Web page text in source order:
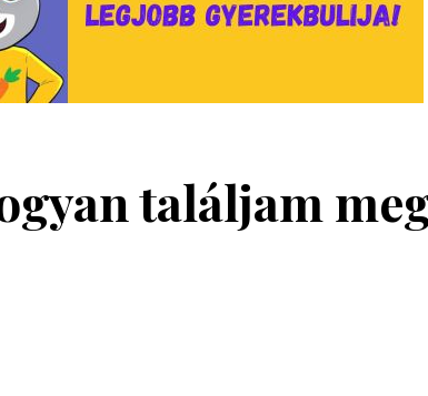
találjam